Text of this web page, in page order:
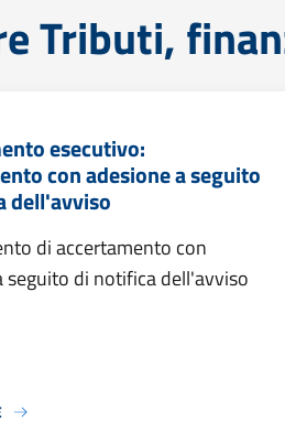
Tributi,
esecutivo:
con adesione a seguito
dell'avviso
di accertamento con
seguito di notifica dell'avviso